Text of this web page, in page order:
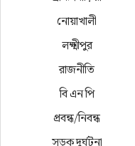
নোয়াখালী
লক্ষ্মীপুর
রাজনীতি
বি এন পি
প্রবন্ধ/নিবন্ধ
সড়ক দুর্ঘটনা